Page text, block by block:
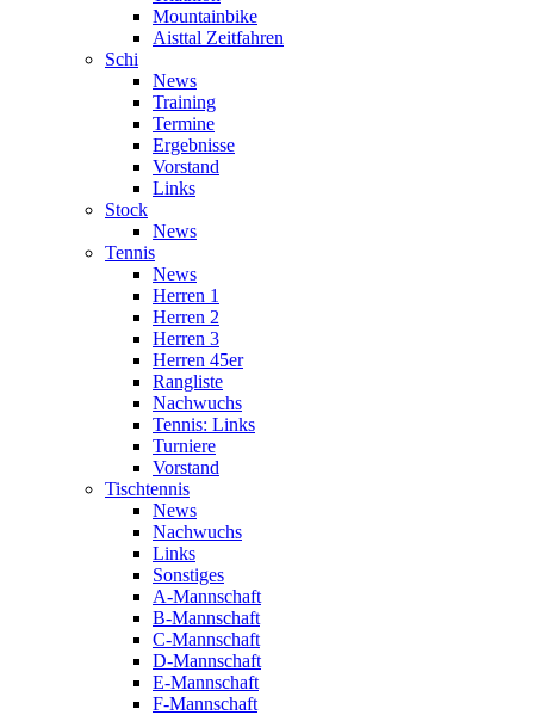
Mountainbike
Aisttal Zeitfahren
Schi
News
Training
Termine
Ergebnisse
Vorstand
Links
Stock
News
Tennis
News
Herren 1
Herren 2
Herren 3
Herren 45er
Rangliste
Nachwuchs
Tennis: Links
Turniere
Vorstand
Tischtennis
News
Nachwuchs
Links
Sonstiges
A-Mannschaft
B-Mannschaft
C-Mannschaft
D-Mannschaft
E-Mannschaft
F-Mannschaft